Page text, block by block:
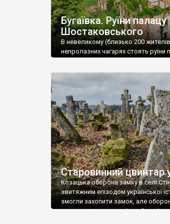
Бугаївка. Руїни палацу
Шостаковського
В невеликому (близько 200
непролазних чагарях стоять руїни
потім клуб, ще пізніше –
століття тут розмістили
палацу виїхала лікарня – ми точно
Старовинний цвинтар
Козацька оборона замку в селі
звитяжним епізодом української
змогли захопити замок, але
поховали на цвинтарі, який тоді